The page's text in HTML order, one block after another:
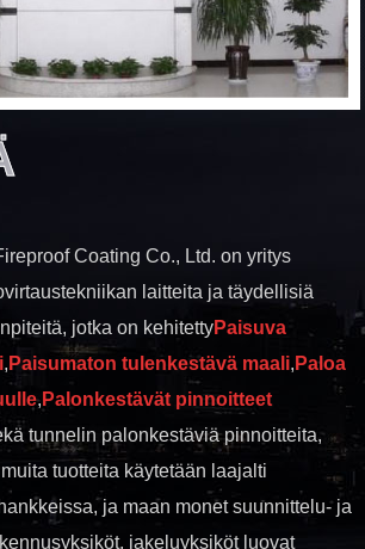
Coating Co., Ltd. on yritys
laitteita ja täydellisiä
jotka on kehitettyPaisuva
, Paisumaton tulenkestävä maali, Paloa
, Palonkestävät pinnoitteet
tunnelin palonkestäviä pinnoitteita,
tuotteita käytetään laajalti
ja maan monet suunnittelu- ja
jakeluyksiköt luovat